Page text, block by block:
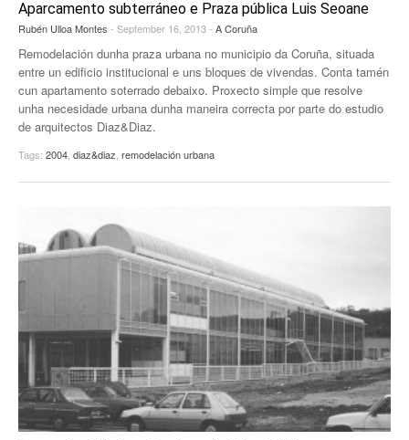
Aparcamento subterráneo e Praza pública Luis Seoane
Rubén Ulloa Montes - September 16, 2013 - A Coruña
Remodelación dunha praza urbana no municipio da Coruña, situada
entre un edificio institucional e uns bloques de vivendas. Conta tamén
cun apartamento soterrado debaixo. Proxecto simple que resolve
unha necesidade urbana dunha maneira correcta por parte do estudio
de arquitectos Diaz&Diaz.
Tags: 2004, diaz&diaz, remodelación urbana